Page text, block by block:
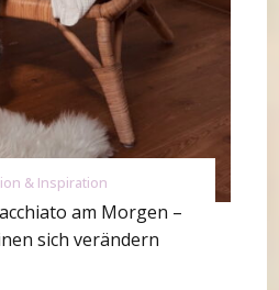
& Inspiration
am Morgen –
sich verändern